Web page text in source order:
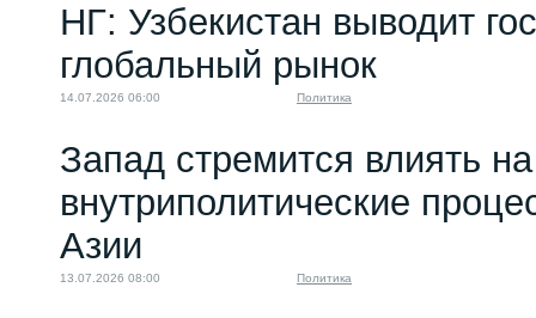
НГ: Узбекистан выводит
глобальный рынок
14.07.2026 06:00 Политика
Запад стремится влиять на
внутриполитические
Азии
13.07.2026 08:00 Политика